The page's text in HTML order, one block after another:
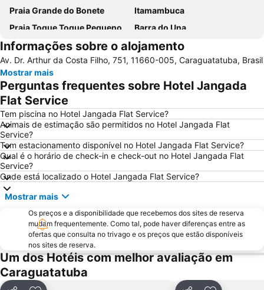
Praia Grande do Bonete
Itamambuca
Praia Toque Toque Pequeno
Barra do Una
Praia da Maranduba
Boracéia
Praia do Itaguá
Martim de Sá
Praia do Curral
Praia Domingas Dias
Praia da Feiticeira
Caraguá Praia
Vermelha do Norte
Praia do Bonete
Praia de Toque Toque Grande
Aquário de Ubatuba
Projeto Tamar Ubatuba
Nascente do Rio Tietê
Informações sobre o alojamento
Av. Dr. Arthur da Costa Filho, 751, 11660-005, Caraguatatuba, Brasil
Mostrar mais
Perguntas frequentes sobre Hotel Jangada
Flat Service
Tem piscina no Hotel Jangada Flat Service?
Animais de estimação são permitidos no Hotel Jangada Flat
Service?
Tem estacionamento disponível no Hotel Jangada Flat Service?
Qual é o horário de check-in e check-out no Hotel Jangada Flat
Service?
Onde está localizado o Hotel Jangada Flat Service?
Mostrar mais
Os preços e a disponibilidade que recebemos dos sites de reserva
mudam frequentemente. Como tal, pode haver diferenças entre as
ofertas que consulta no trivago e os preços que estão disponíveis
nos sites de reserva.
Um dos Hotéis com melhor avaliação em
Caraguatatuba